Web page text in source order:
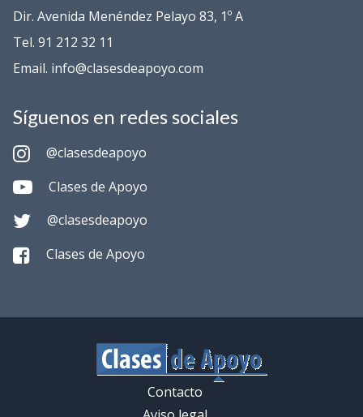
Dir. Avenida Menéndez Pelayo 83, 1º A
Tel. 91 212 32 11
Email. info@clasesdeapoyo.com
Síguenos en redes sociales
@clasesdeapoyo
Clases de Apoyo
@clasesdeapoyo
Clases de Apoyo
Contacto